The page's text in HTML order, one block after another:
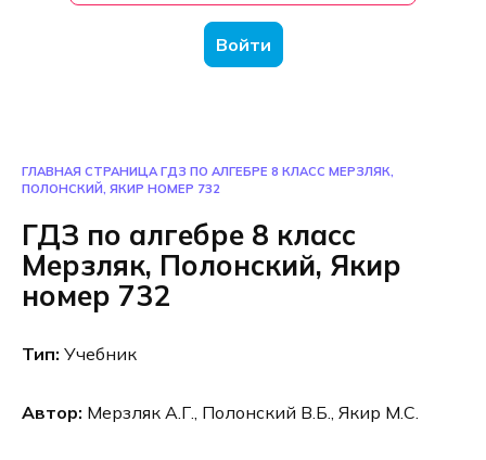
Войти
ГЛАВНАЯ СТРАНИЦА ГДЗ ПО АЛГЕБРЕ 8 КЛАСС МЕРЗЛЯК,
ПОЛОНСКИЙ, ЯКИР НОМЕР 732
ГДЗ по алгебре 8 класс
Мерзляк, Полонский, Якир
номер 732
Тип: Учебник
Автор: Мерзляк А.Г., Полонский В.Б., Якир М.С.